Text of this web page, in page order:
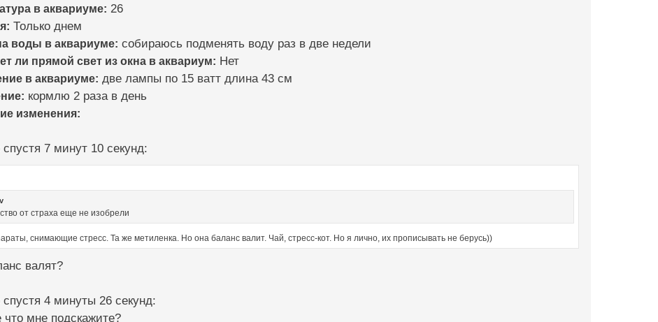
в аквариуме: 26
Только днем
воды в аквариуме: собираюсь подменять воду раз в две недели
ли прямой свет из окна в аквариум: Нет
в аквариуме: две лампы по 15 ватт длина 43 см
кормлю 2 раза в день
изменения:
7 минут 10 секунд:
от страха еще не изобрели
снимающие стресс. Та же метиленка. Но она баланс валит. Чай, стресс-кот. Но я лично, их прописывать не берусь))
валят?
4 минуты 26 секунд:
мне подскажите?